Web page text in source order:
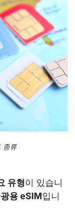
종류
유형이 있습니
용 eSIM입니